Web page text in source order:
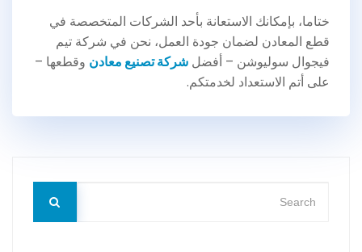
ختاما، بإمكانك الاستعانة بأحد الشركات المتخصصة في
قطع المعادن لضمان جودة العمل، نحن في شركة تيم
فيجوال سوليوشن – أفضل شركة تصنيع معادن وقطعها –
على أتم الاستعداد لخدمتكم.